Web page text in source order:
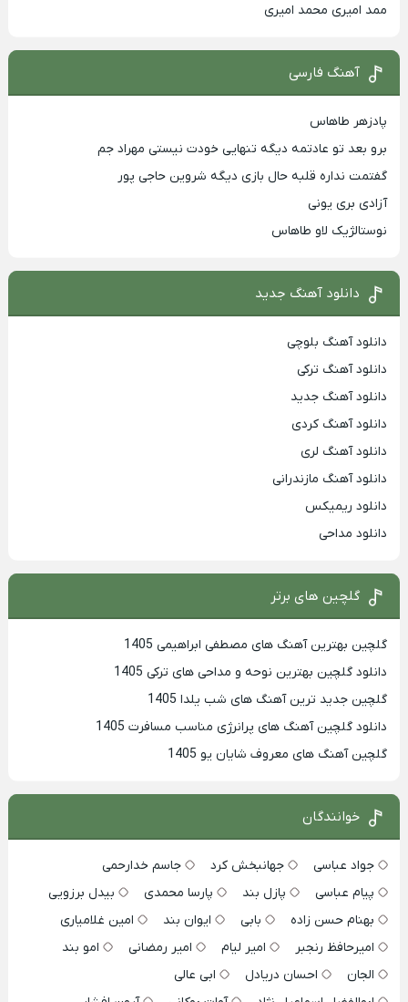
ممد امیری محمد امیری
آهنگ فارسی
پادزهر طاهاس
برو بعد تو عادتمه دیگه تنهایی خودت نیستی مهراد جم
گفتمت نداره قلبه حال بازی دیگه شروین حاجی پور
آزادی بری یونی
نوستالژیک لاو طاهاس
دانلود آهنگ جدید
دانلود آهنگ بلوچی
دانلود آهنگ ترکی
دانلود آهنگ جدید
دانلود آهنگ کردی
دانلود آهنگ لری
دانلود آهنگ مازندرانی
دانلود ریمیکس
دانلود مداحی
گلچین های برتر
گلچین بهترین آهنگ های مصطفی ابراهیمی 1405
دانلود گلچین بهترین نوحه و مداحی های ترکی 1405
گلچین جدید ترین آهنگ های شب یلدا 1405
دانلود گلچین آهنگ های پرانرژی مناسب مسافرت 1405
گلچین آهنگ های معروف شایان یو 1405
خوانندگان
جواد عباسی جهانبخش کرد
جاسم خدارحمی
پیام عباسی
پازل بند پارسا محمدی
بیدل برزویی
بهنام حسن زاده
بابی ایوان بند
امین غلامیاری
امیرحافظ رنجبر
امیر لیام امیر رمضانی
امو بند
الجان
احسان دریادل
ابی عالی